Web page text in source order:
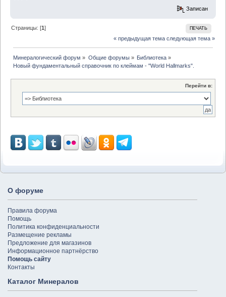
Записан
ПЕЧАТЬ
Страницы: [1]
« предыдущая тема следующая тема »
Минералогический форум » Общие форумы» Библиотека»
Новый фундаментальный справочник по клеймам - "World Hallmarks".
Перейти в:
О форуме
Правила форума
Помощь
Политика конфиденциальности
Размещение рекламы
Предложение для магазинов
Информационное партнёрство
Помощь сайту
Контакты
Каталог Минералов